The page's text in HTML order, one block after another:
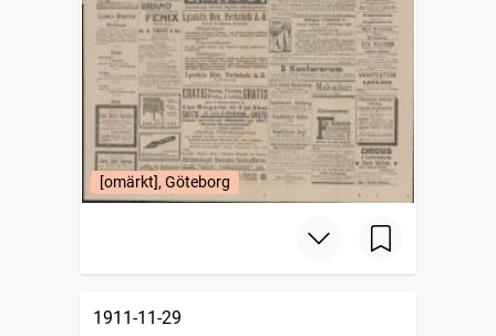
[omärkt], Göteborg
1911-11-29